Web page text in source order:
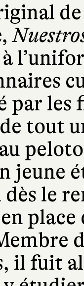
par les
tout
jeune
le
il fuit